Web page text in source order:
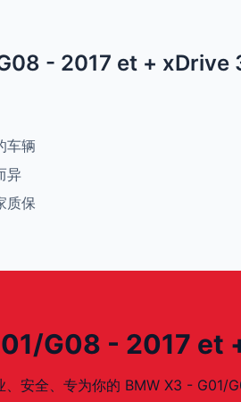
- 2017 et +
车辆
异
质保
G08 - 2017 et
、安全、专为你的 BMW X3 -